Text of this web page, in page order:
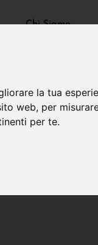
la tua
web, per
per te.
Chi Siamo